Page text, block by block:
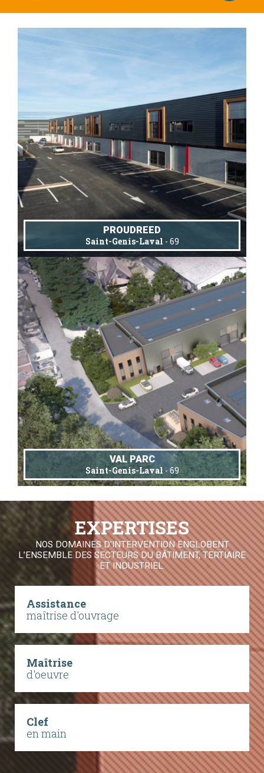
PROUDREED
Saint-Genis-Laval - 69
VAL PARC
Saint-Genis-Laval- 69
EXPERTISES
NOS DOMAINES D'INTERVENTION ENGLOBENT
L’ENSEMBLE DES SECTEURS DU BÂTIMENT, TERTIAIRE
ET INDUSTRIEL.
Assistance
maîtrise d'ouvrage
Maîtrise
d'oeuvre
Clef
en main